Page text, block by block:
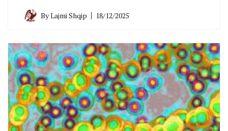
ByLajmi Shqip 18/12/2025